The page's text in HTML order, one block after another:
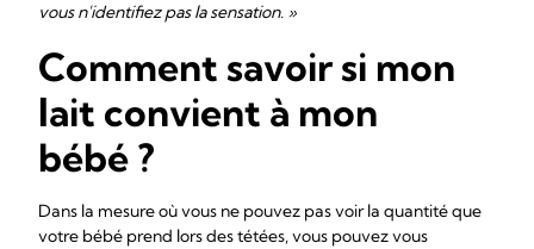
vous n'identifiez pas la sensation. »
Comment savoir si mon
lait convient à mon
bébé ?
Dans la mesure où vous ne pouvez pas voir la quantité que
votre bébé prend lors des tétées, vous pouvez vous